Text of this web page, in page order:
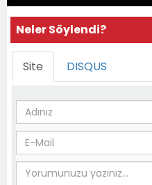
Neler Söylendi?
Site DISQUS